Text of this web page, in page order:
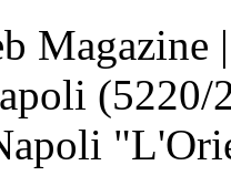
Magazine